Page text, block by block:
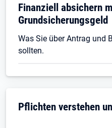
Finanziell absichern
Grundsicherungsgeld
Was Sie über Antrag und
sollten.
Pflichten verstehen